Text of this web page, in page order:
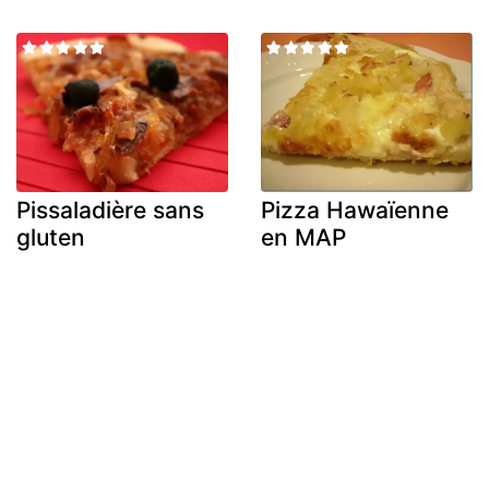
Pissaladière sans
gluten
Pizza Hawaïenne
en MAP